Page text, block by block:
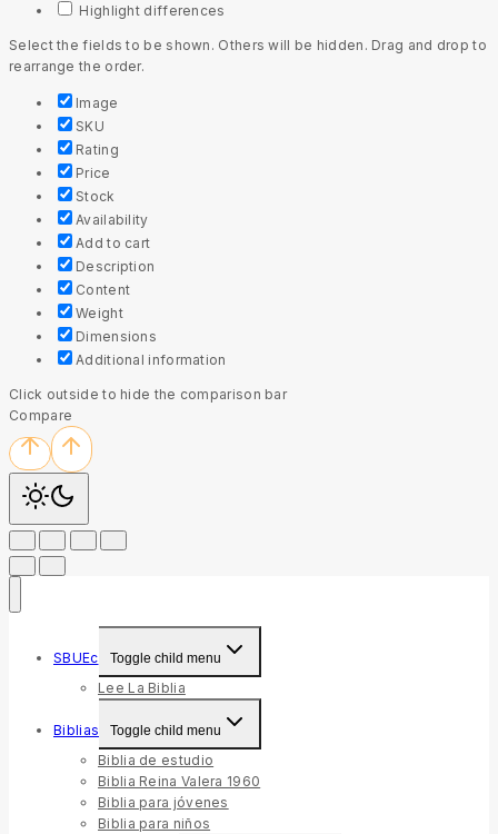
Highlight differences
Select the fields to be shown. Others will be hidden. Drag and drop to
rearrange the order.
Image
SKU
Rating
Price
Stock
Availability
Add to cart
Description
Content
Weight
Dimensions
Additional information
Click outside to hide the comparison bar
Compare
SBUEc Toggle child menu
Lee La Biblia
Biblias Toggle child menu
Biblia de estudio
Biblia Reina Valera 1960
Biblia para jóvenes
Biblia para niños